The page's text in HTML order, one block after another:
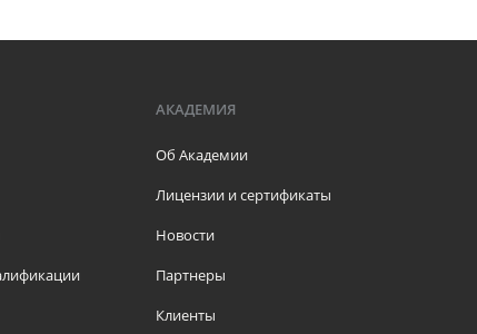
АКАДЕМИЯ
Об Академии
Лицензии и сертификаты
Новости
Партнеры
Клиенты